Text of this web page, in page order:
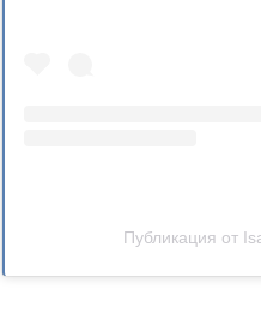
Публикация от